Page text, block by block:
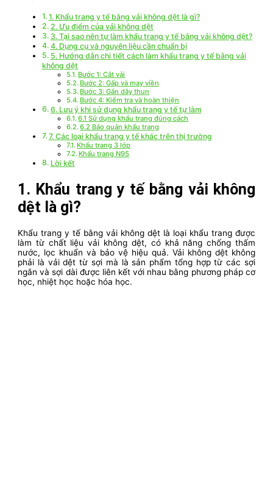
1. Khẩu trang y tế bằng vải không dệt là gì?
2. Ưu điểm của vải không dệt
3. Tại sao nên tự làm khẩu trang y tế bằng vải không dệt?
4. Dụng cụ và nguyên liệu cần chuẩn bị
5. Hướng dẫn chi tiết cách làm khẩu trang y tế bằng vải
không dệt
Bước 1: Cắt vải
Bước 2: Gấp và may viền
Bước 3: Gắn dây thun
Bước 4: Kiểm tra và hoàn thiện
6. Lưu ý khi sử dụng khẩu trang y tế tự làm
6.1 Sử dụng khẩu trang đúng cách
6.2 Bảo quản khẩu trang
7. Các loại khẩu trang y tế khác trên thị trường
Khẩu trang 3 lớp
Khẩu trang N95
Lời kết
1. Khẩu trang y tế bằng vải không
dệt là gì?
Khẩu trang y tế bằng vải không dệt là loại khẩu trang được
làm từ chất liệu vải không dệt, có khả năng chống thấm
nước, lọc khuẩn và bảo vệ hiệu quả. Vải không dệt không
phải là vải dệt từ sợi mà là sản phẩm tổng hợp từ các sợi
ngắn và sợi dài được liên kết với nhau bằng phương pháp cơ
học, nhiệt học hoặc hóa học.